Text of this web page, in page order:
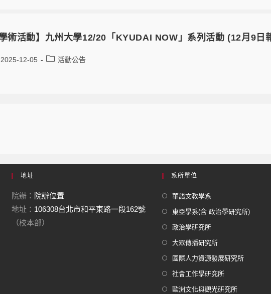
學術活動】九州大學12/20「KYUDAI NOW」系列活動 (12月9日
2025-12-05 活動公告
地址
院辦： 院辦位置
地址： 106308台北市和平東路一段162號
（校本部）
系所單位
華語文教學系
東亞學系(含 政治學研究所)
政治學研究所
大眾傳播研究所
國際人力資源發展研究所
社會工作學研究所
歐洲文化與觀光研究所